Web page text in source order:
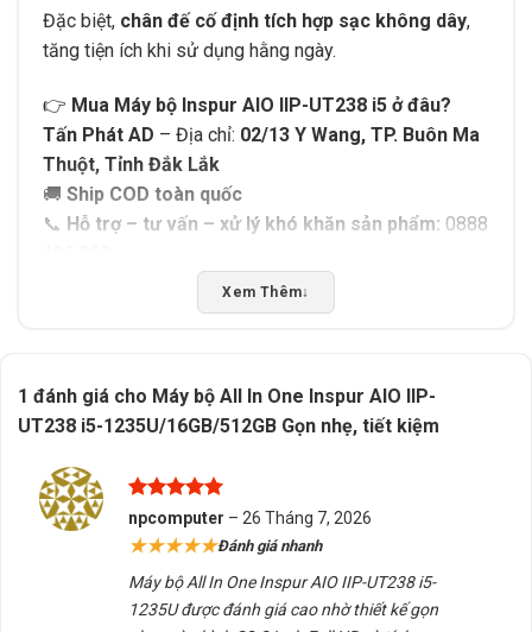
Đặc biệt, chân đế cố định tích hợp sạc không dây,
tăng tiện ích khi sử dụng hằng ngày.
👉 Mua Máy bộ Inspur AIO IIP-UT238 i5 ở đâu?
Tấn Phát AD – Địa chỉ: 02/13 Y Wang, TP. Buôn Ma
Thuột, Tỉnh Đắk Lắk
🚚 Ship COD toàn quốc
📞 Hỗ trợ – tư vấn – xử lý khó khăn sản phẩm: 0888
THÔNG SỐ
CHI TIẾT
Dòng máy
All In One (AIO)
Màn hình
23.8 inch, góc nhìn rộng
Độ phân giải
Full HD 1920 × 1080
Intel Core i5-1235U
H610
Xem Thêm↓
1 đánh giá cho Máy bộ All In One Inspur AIO IIP-
UT238 i5-1235U/16GB/512GB Gọn nhẹ, tiết kiệm
Được xếp
hạng 55
sao
npcomputer – 26 Tháng 7, 2026
★★★★★Đánh giá nhanh
Máy bộ All In One Inspur AIO IIP-UT238 i5-
1235U được đánh giá cao nhờ thiết kế gọn